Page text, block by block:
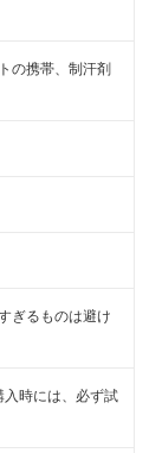
の携帯、制汗剤
ぎるものは避け
入時には、必ず試